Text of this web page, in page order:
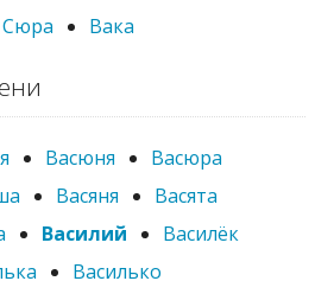
Сюра Вака
Васюня
Васюра
Васяня
Васята
Василий
Василёк
Василько